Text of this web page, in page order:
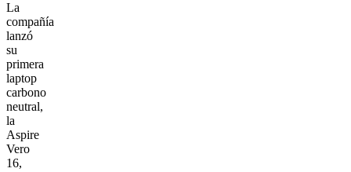
La
compañía
lanzó
su
primera
laptop
carbono
neutral,
la
Aspire
Vero
16,